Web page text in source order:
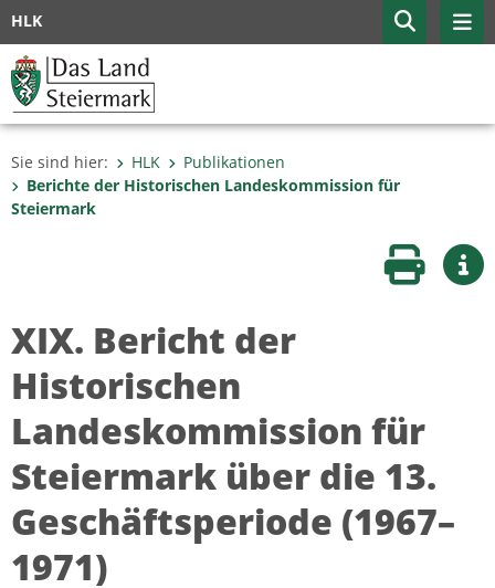
HLK
Sie sind hier: HLK
Publikationen
Berichte der Historischen Landeskommission für
Steiermark
Seite
XIX. Bericht der
Historischen
Landeskommission für
Steiermark über die 13.
Geschäftsperiode (1967–
1971)